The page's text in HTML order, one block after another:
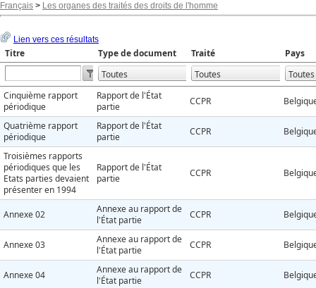
Français > Les organes des traités des droits de l'homme
Lien vers ces résultats
Titre Type de document Traité Pays
Cinquième rapport
périodique
Rapport de l'État
partie
CCPR
Quatrième rapport
périodique
Rapport de l'État
partie
CCPR
Troisièmes rapports
périodiques que les
Etats parties devaient
présenter en 1994
Rapport de l'État
partie
CCPR
Annexe 02
Annexe au rapport de
l'État partie
CCPR
Annexe 03
Annexe au rapport de
l'État partie
CCPR
Annexe 04
Annexe au rapport de
l'État partie
CCPR